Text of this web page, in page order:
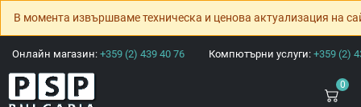
В момента извършваме техническа и ценова актуализация на
Онлайн магазин: +359 (2) 439 40 76 Компютърни услуги: +359 (2)
0